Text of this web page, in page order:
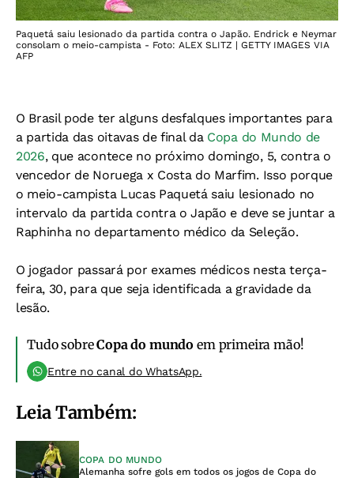
Paquetá saiu lesionado da partida contra o Japão. Endrick e Neymar
consolam o meio-campista - Foto: ALEX SLITZ | GETTY IMAGES VIA
AFP
O Brasil pode ter alguns desfalques importantes para
a partida das oitavas de final da Copa do Mundo de
2026, que acontece no próximo domingo, 5, contra o
vencedor de Noruega x Costa do Marfim. Isso porque
o meio-campista Lucas Paquetá saiu lesionado no
intervalo da partida contra o Japão e deve se juntar a
Raphinha no departamento médico da Seleção.
O jogador passará por exames médicos nesta terça-
feira, 30, para que seja identificada a gravidade da
lesão.
Tudo sobreCopa do mundo em primeira mão!
Entre no canal do WhatsApp.
Leia Também:
COPA DO MUNDO
Alemanha sofre gols em todos os jogos de Copa do